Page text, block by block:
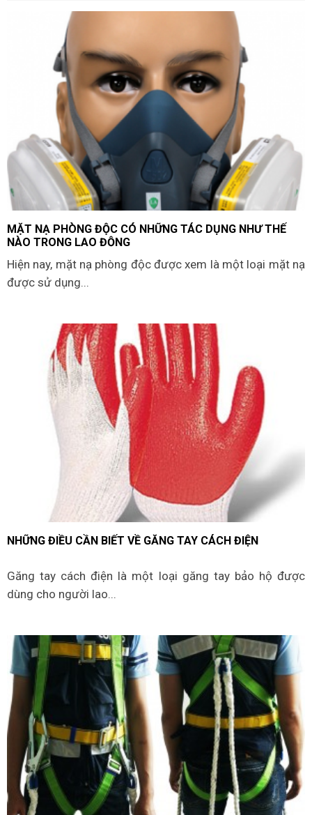
MẶT NẠ PHÒNG ĐỘC CÓ NHỮNG TÁC DỤNG NHƯ THẾ
NÀO TRONG LAO ĐỘNG
Hiện nay, mặt nạ phòng độc được xem là một loại mặt nạ
được sử dụng...
NHỮNG ĐIỀU CẦN BIẾT VỀ GĂNG TAY CÁCH ĐIỆN
Găng tay cách điện là một loại găng tay bảo hộ được
dùng cho người lao...